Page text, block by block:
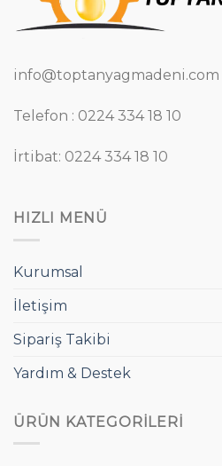
info@toptanyagmadeni.com
Telefon : 0224 334 18 10
İrtibat: 0224 334 18 10
HIZLI MENÜ
Kurumsal
İletişim
Sipariş Takibi
Yardım & Destek
ÜRÜN KATEGORILERI